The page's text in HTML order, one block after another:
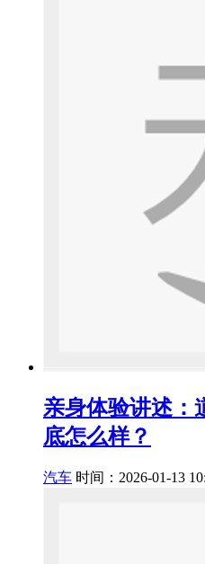
亲身体验讲述：
底怎么样？
汽车 时间：2026-01-13